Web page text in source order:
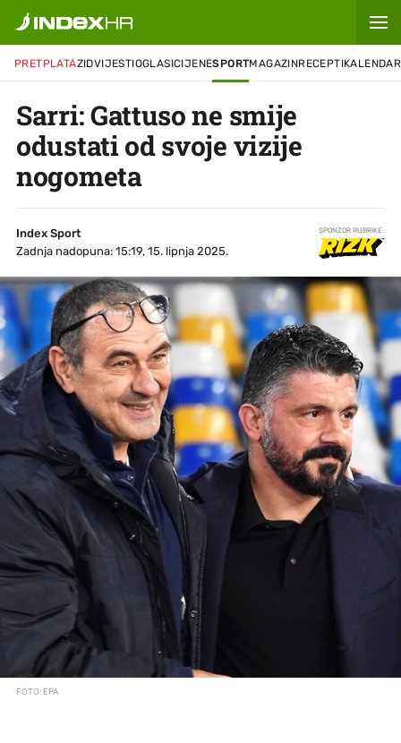
PRETPLATAZIDVIJESTIOGLASICIJENESPORTMAGAZINRECEPTIKALENDAR
Sarri: Gattuso ne smije
odustati od svoje vizije
nogometa
Index Sport
Zadnja nadopuna: 15:19, 15. lipnja 2025.
SPONZOR RUBRIKE
FOTO: EPA